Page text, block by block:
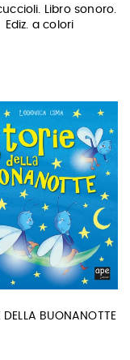
Libro sonoro.
Ediz. a colori
DELLA BUONANOTTE